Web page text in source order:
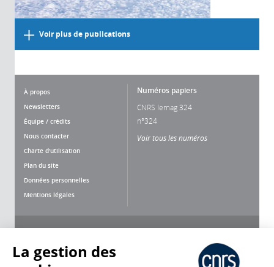
Voir plus de publications
À propos
Newsletters
Équipe / crédits
Nous contacter
Charte d'utilisation
Plan du site
Données personnelles
Mentions légales
Numéros papiers
CNRS lemag 324
n°324
Voir tous les numéros
La gestion des